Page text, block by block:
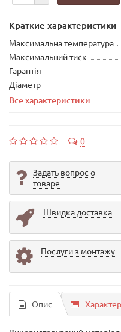
Краткие характеристики
Максимальна температура
Максимальний тиск
Гарантія
Діаметр
Все характеристики
0
Задать вопрос о
товаре
Швидка доставка
Послуги з монтажу
Опис